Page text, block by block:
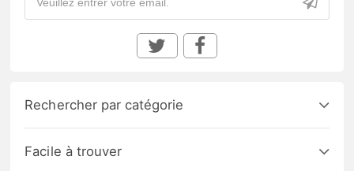
Rechercher par catégorie
Facile à trouver